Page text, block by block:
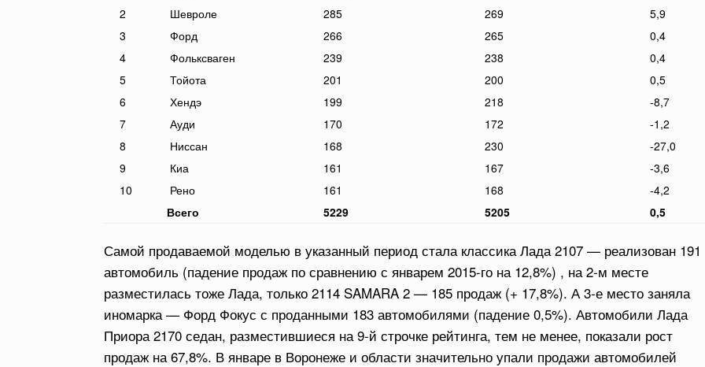
2
Шевроле 285 269
5,9
3
Форд 266 265
0,4
4
Фольксваген 239 238
0,4
5
Тойота 201 200
0,5
6
Хендэ 199 218
-8,7
7
Ауди 170 172
-1,2
8
Ниссан 168 230
-27,0
9
Киа 161 167
-3,6
10
Рено 161 168
-4,2
Всего
5229 5205 0,5
Самой продаваемой моделью в указанный период стала классика Лада 2107 — реализован 191
автомобиль (падение продаж по сравнению с январем 2015-го на 12,8%) , на 2-м месте
разместилась тоже Лада, только 2114 SAMARA 2 — 185 продаж (+ 17,8%). А 3-е место заняла
иномарка — Форд Фокус с проданными 183 автомобилями (падение 0,5%). Автомобили Лада
Приора 2170 седан, разместившиеся на 9-й строчке рейтинга, тем не менее, показали рост
продаж на 67,8%. В январе в Воронеже и области значительно упали продажи автомобилей